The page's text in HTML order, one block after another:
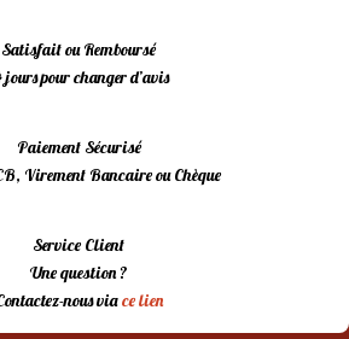
Satisfait ou Remboursé
jours pour changer d’avis
Paiement Sécurisé
Virement Bancaire ou Chèque
Service Client
Une question ?
nous viace lien